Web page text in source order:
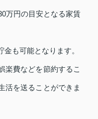
万円の目安となる家賃
も可能となります。
楽費などを節約するこ
活を送ることができま